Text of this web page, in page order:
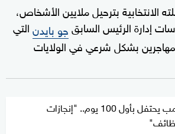
الانتخابية بترحيل ملايين الأشخاص،
إدارة الرئيس السابقجو بايدنالتي
بشكل شرعي في الولايات
ترامب يحتفل بأول 100 يوم.. "إنجازات